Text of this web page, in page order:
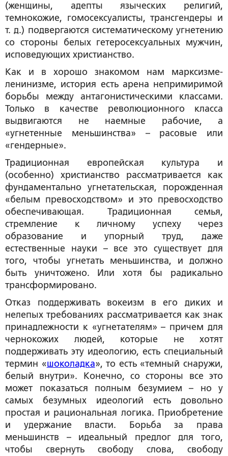
(женщины, адепты языческих религий,
темнокожие, гомосексуалисты, трансгендеры и
т. д.) подвергаются систематическому угнетению
со стороны белых гетеросексуальных мужчин,
исповедующих христианство.
Как и в хорошо знакомом нам марксизме-
ленинизме, история есть арена непримиримой
борьбы между антагонистическими классами.
Только в качестве революционного класса
выдвигаются не наемные рабочие, а
«угнетенные меньшинства» – расовые или
«гендерные».
Традиционная европейская культура и
(особенно) христианство рассматривается как
фундаментально угнетательская, порожденная
«белым превосходством» и это превосходство
обеспечивающая. Традиционная семья,
стремление к личному успеху через
образование и упорный труд, даже
естественные науки – все это существует для
того, чтобы угнетать меньшинства, и должно
быть уничтожено. Или хотя бы радикально
трансформировано.
Отказ поддерживать вокеизм в его диких и
нелепых требованиях рассматривается как знак
принадлежности к «угнетателям» – причем для
чернокожих людей, которые не хотят
поддерживать эту идеологию, есть специальный
термин «шоколадка», то есть «темный снаружи,
белый внутри». Конечно, со стороны все это
может показаться полным безумием – но у
самых безумных идеологий есть довольно
простая и рациональная логика. Приобретение
и удержание власти. Борьба за права
меньшинств – идеальный предлог для того,
чтобы свернуть свободу слова, свободу